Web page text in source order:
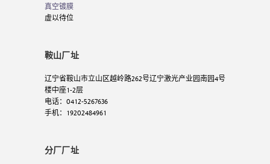
真空镀膜
虚以待位
鞍山厂址
辽宁省鞍山市立山区越岭路262号辽宁激光产业园南园4号
楼中座1-2层
电话：0412-5267636
手机：19202484961
分厂厂址